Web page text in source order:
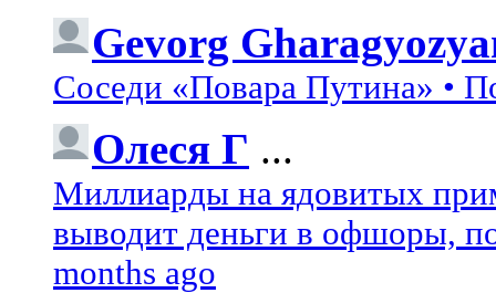
Gevorg
Соседи «Повара Путина» •
Олеся Г ...
Миллиарды на ядовитых
выводит деньги в офшоры,
months ago